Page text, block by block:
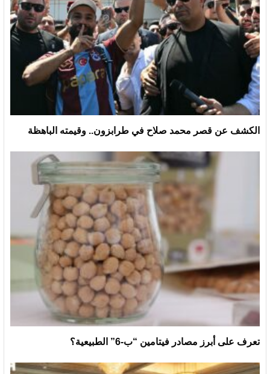
الكشف عن قصر محمد صلاح في طرابزون.. وقيمته الباهظة
تعرف على أبرز مصادر فيتامين “ب-6” الطبيعية؟